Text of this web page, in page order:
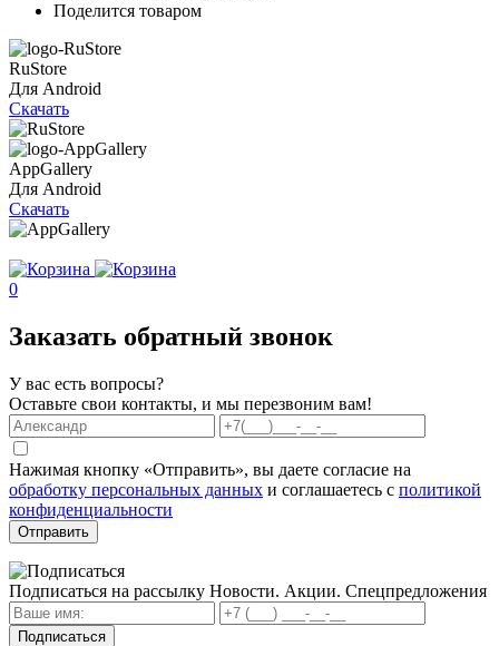
Поделится товаром
RuStore
Для Android
Скачать
AppGallery
Для Android
Скачать
0
Заказать обратный звонок
У вас есть вопросы?
Оставьте свои контакты, и мы перезвоним вам!
Нажимая кнопку «Отправить», вы даете согласие на
обработку персональных данных и соглашаетесь с политикой
конфиденциальности
Отправить
Подписаться на рассылку Новости. Акции. Спецпредложения
Подписаться